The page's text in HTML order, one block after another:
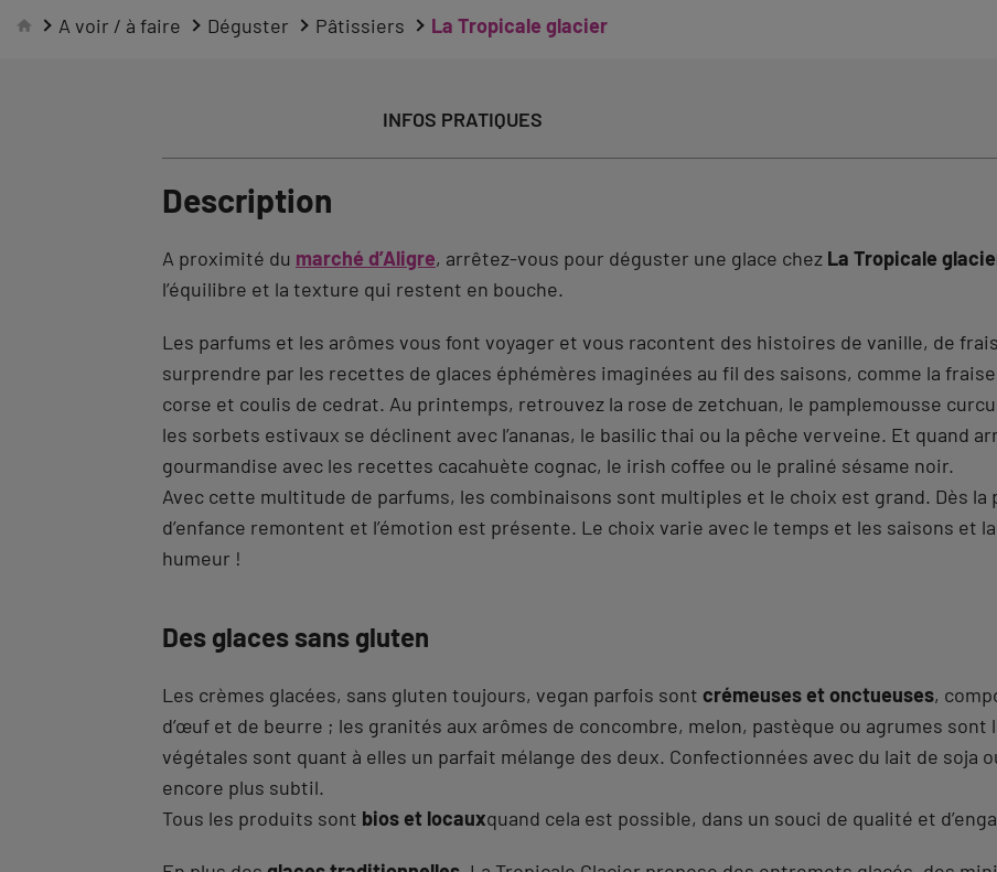
A voir / à faire Déguster Pâtissiers La Tropicale glacier
INFOS PRATIQUES
Description
A proximité du marché d’Aligre, arrêtez-vous pour déguster une glace chez La Tropicale
l’équilibre et la texture qui restent en bouche.
Les parfums et les arômes vous font voyager et vous racontent des histoires de vanille, de
surprendre par les recettes de glaces éphémères imaginées au fil des saisons, comme la
corse et coulis de cedrat. Au printemps, retrouvez la rose de zetchuan, le pamplemousse
les sorbets estivaux se déclinent avec l’ananas, le basilic thai ou la pêche verveine. Et quand
gourmandise avec les recettes cacahuète cognac, le irish coffee ou le praliné sésame noir.
Avec cette multitude de parfums, les combinaisons sont multiples et le choix est grand. Dès
d’enfance remontent et l’émotion est présente. Le choix varie avec le temps et les saisons et
humeur !
Des glaces sans gluten
Les crèmes glacées, sans gluten toujours, vegan parfois sont crémeuses et onctueuses,
d’œuf et de beurre ; les granités aux arômes de concombre, melon, pastèque ou agrumes
végétales sont quant à elles un parfait mélange des deux. Confectionnées avec du lait de soja
encore plus subtil.
Tous les produits sont bios et locauxquand cela est possible, dans un souci de qualité et